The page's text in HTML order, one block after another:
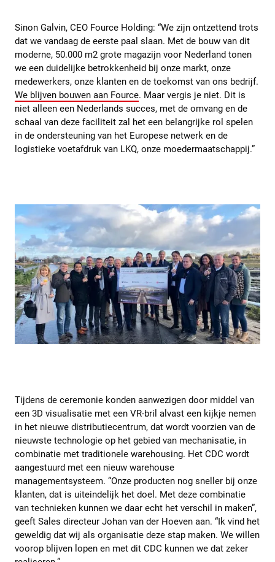
Sinon Galvin, CEO Fource Holding: “We zijn ontzettend trots
dat we vandaag de eerste paal slaan. Met de bouw van dit
moderne, 50.000 m2 grote magazijn voor Nederland tonen
we een duidelijke betrokkenheid bij onze markt, onze
medewerkers, onze klanten en de toekomst van ons bedrijf.
We blijven bouwen aan Fource. Maar vergis je niet. Dit is
niet alleen een Nederlands succes, met de omvang en de
schaal van deze faciliteit zal het een belangrijke rol spelen
in de ondersteuning van het Europese netwerk en de
logistieke voetafdruk van LKQ, onze moedermaatschappij.”
Tijdens de ceremonie konden aanwezigen door middel van
een 3D visualisatie met een VR-bril alvast een kijkje nemen
in het nieuwe distributiecentrum, dat wordt voorzien van de
nieuwste technologie op het gebied van mechanisatie, in
combinatie met traditionele warehousing. Het CDC wordt
aangestuurd met een nieuw warehouse
managementsysteem. “Onze producten nog sneller bij onze
klanten, dat is uiteindelijk het doel. Met deze combinatie
van technieken kunnen we daar echt het verschil in maken”,
geeft Sales directeur Johan van der Hoeven aan. “Ik vind het
geweldig dat wij als organisatie deze stap maken. We willen
voorop blijven lopen en met dit CDC kunnen we dat zeker